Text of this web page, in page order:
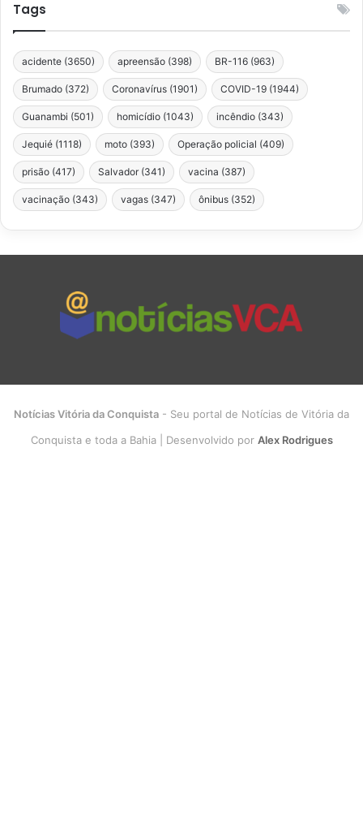
Tags
acidente (3650) apreensão (398) BR-116 (963)
Brumado (372) Coronavírus (1901) COVID-19 (1944)
Guanambi (501) homicídio (1043) incêndio (343)
Jequié (1118) moto (393) Operação policial (409)
prisão (417) Salvador (341) vacina (387)
vacinação (343) vagas (347) ônibus (352)
Notícias Vitória da Conquista - Seu portal de Notícias de Vitória da
Conquista e toda a Bahia | Desenvolvido por Alex Rodrigues